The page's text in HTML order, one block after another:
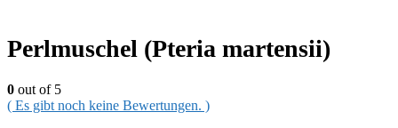
Perlmuschel (Pteria martensii)
0 out of 5
( Es gibt noch keine Bewertungen. )